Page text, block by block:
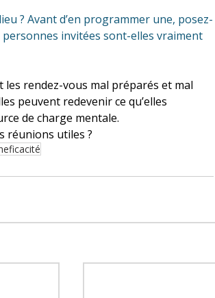
? Avant d’en programmer une, posez-
invitées sont-elles vraiment
les rendez-vous mal préparés et mal
peuvent redevenir ce qu’elles
de charge mentale.
réunions utiles ?